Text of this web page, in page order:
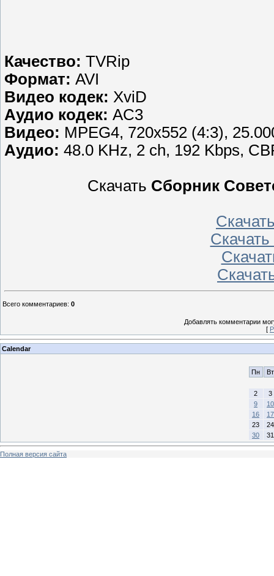
Качество: TVRip
Формат: AVI
Видео кодек: XviD
Аудио кодек: AC3
Видео: MPEG4, 720x552 (4:3),
Аудио: 48.0 KHz, 2 ch, 192 Kbps,
Скачать Сборник
Всего комментариев: 0
Добавлять комментарии
[
Calendar
Пн Вт
2
3
9
10
16
17
23
24
30
31
Полная версия сайта